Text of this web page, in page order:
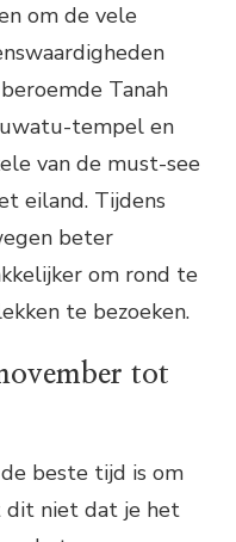
om de vele
Tanah
tempel en
van de must-see
eiland. Tijdens
beter
om rond te
te bezoeken.
tot
beste tijd is om
dit niet dat je het